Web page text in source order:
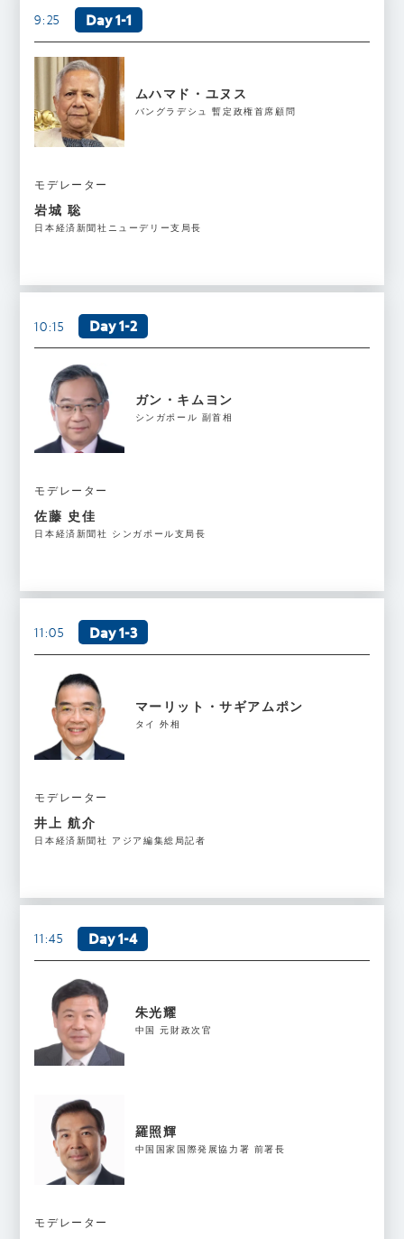
9:25 Day 1-1
ムハマド・ユヌス
バングラデシュ 暫定政権首席顧問
モデレーター
岩城 聡
日本経済新聞社ニューデリー支局長
10:15 Day 1-2
ガン・キムヨン
シンガポール 副首相
モデレーター
佐藤 史佳
日本経済新聞社 シンガポール支局長
11:05 Day 1-3
マーリット・サギアムポン
タイ 外相
モデレーター
井上 航介
日本経済新聞社 アジア編集総局記者
11:45 Day 1-4
朱光耀
中国 元財政次官
羅照輝
中国国家国際発展協力署 前署長
モデレーター